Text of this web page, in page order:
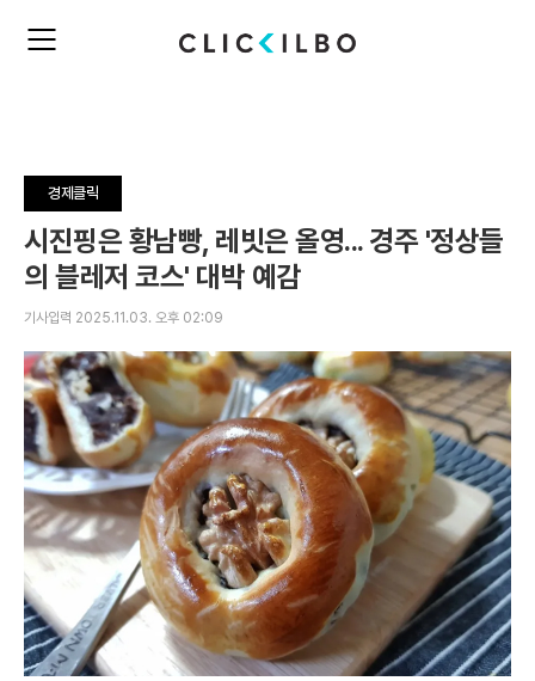
주
뉴
펼
치
기
경제클릭
시진핑은 황남빵, 레빗은 올영... 경주 '정상들
의 블레저 코스' 대박 예감
기사입력 2025.11.03. 오후 02:09